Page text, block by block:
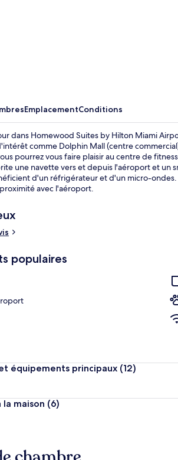
EmplacementConditions
dans Homewood Suites by Hilton Miami
comme Dolphin Mall (centre
pourrez vous faire plaisir au centre de
une navette vers et depuis l'aéroport et un
d'un réfrigérateur et d'un micro-
avec l'aéroport.
populaires
équipements principaux (12)
la maison (6)